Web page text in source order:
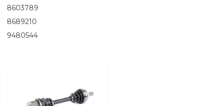
8603789
8689210
9480544